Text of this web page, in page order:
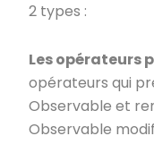
2 types :
Les opérateurs
opérateurs qui
Observable et
Observable